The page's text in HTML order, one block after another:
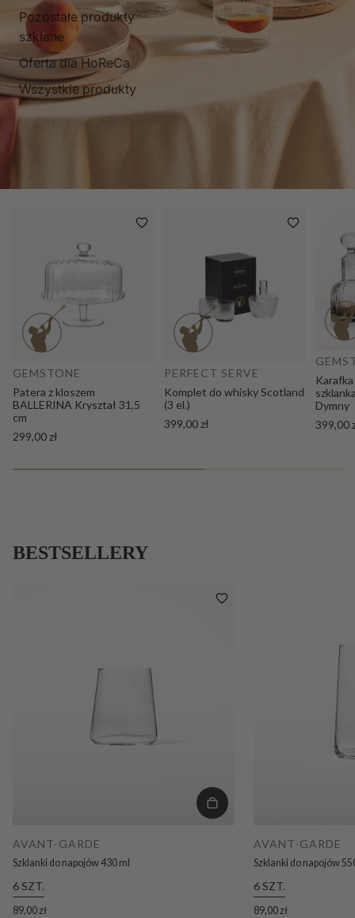
Pozostałe produkty
szklane
Oferta dla HoReCa
Wszystkie produkty
Dodaj do koszyka
GEMSTONE
Patera z kloszem
BALLERINA Kryształ 31,5
cm
299,00 zł
PERFECT SERVE
Komplet do whisky Scotland
(3 el.)
399,00 zł
Dymny
399,00
BESTSELLERY
AVANT-GARDE
Szklanki do napojów 430 ml
6 SZT.
89,00 zł
AVANT-GARDE
Szklanki do napojów
6 SZT.
89,00 zł